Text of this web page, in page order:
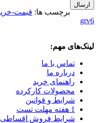
ارسال
برچسب ها:
grv6
لینک‌های مهم:
تماس با ما
درباره ما
راهنمای خرید
محصولات کارکرده
شرایط و قوانین
1 هفته مهلت تست
شرایط فروش اقساطی